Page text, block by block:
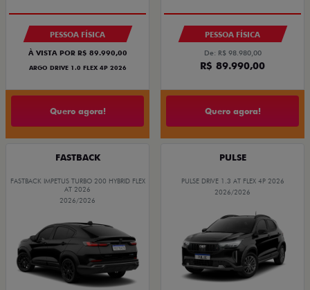
PESSOA FÍSICA
À VISTA POR R$ 89.990,00
ARGO DRIVE 1.0 FLEX 4P 2026
Quero agora!
PESSOA FÍSICA
De: R$ 98.980,00
R$ 89.990,00
Quero agora!
FASTBACK
FASTBACK IMPETUS TURBO 200 HYBRID FLEX
AT 2026
2026/2026
PULSE
PULSE DRIVE 1.3 AT FLEX 4P 2026
2026/2026